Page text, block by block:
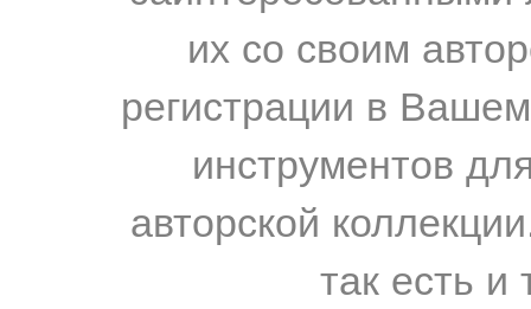
их со своим
регистрации в
инструментов
авторской
так есть и